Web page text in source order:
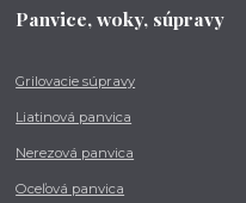
Panvice, woky, súpravy
Grilovacie súpravy
Liatinová panvica
Nerezová panvica
Oceľová panvica